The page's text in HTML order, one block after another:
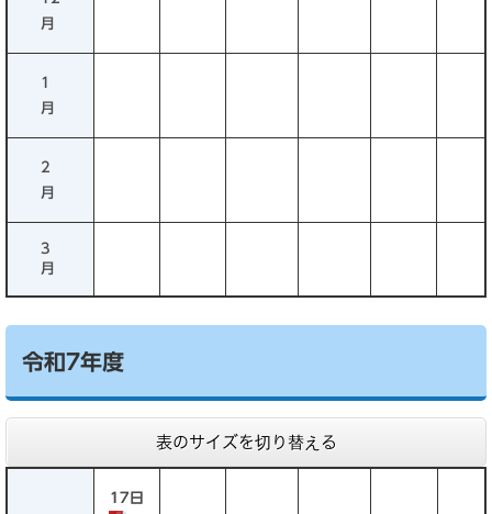
月
1
月
2
月
3
月
令和7年度
表のサイズを切り替える
17日